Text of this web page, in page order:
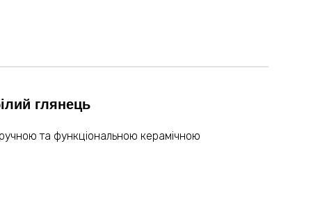
глянець
та функціональною керамічною